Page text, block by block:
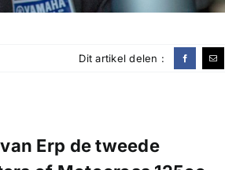
Dit artikel delen :
Erp de tweede